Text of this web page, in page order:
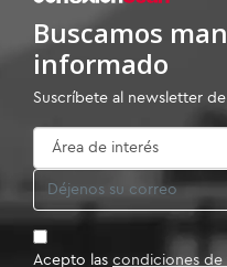
Buscamos
informado
Suscríbete al newsletter
Acepto las condiciones de